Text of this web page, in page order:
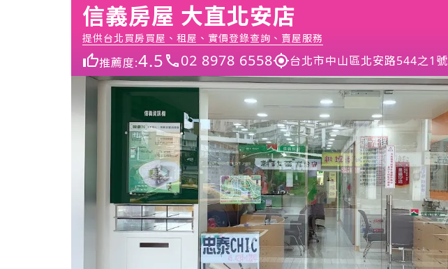
信義房屋 大直北安店
提供台北買房買屋、租屋、實價登錄查詢、賣屋服務
推薦度:4.5 02 8978 6558 台北市中山區北安路544之1號